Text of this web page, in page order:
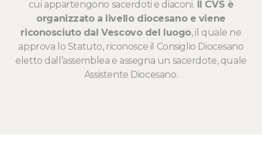
cui appartengono sacerdoti e diaconi. Il CVS è
organizzato a livello diocesano e viene
riconosciuto dal Vescovo del luogo, il quale ne
approva lo Statuto, riconosce il Consiglio Diocesano
eletto dall’assemblea e assegna un sacerdote, quale
Assistente Diocesano.